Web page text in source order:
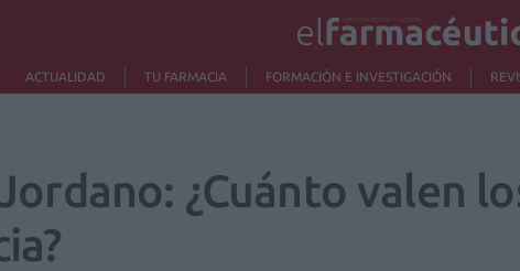
ACTUALIDAD TU FARMACIA FORMACIÓN E INVESTIGACIÓN
¿Cuánto valen